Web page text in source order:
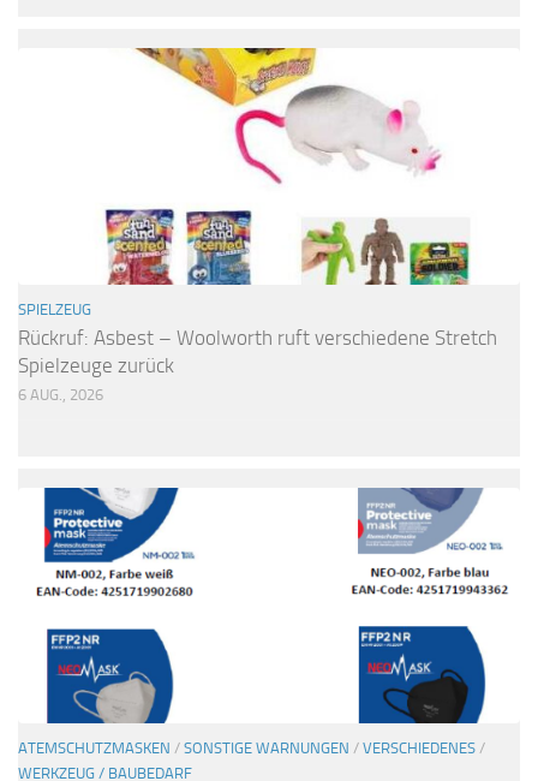
SPIELZEUG
Rückruf: Asbest – Woolworth ruft verschiedene Stretch
Spielzeuge zurück
6 AUG., 2026
ATEMSCHUTZMASKEN / SONSTIGE WARNUNGEN / VERSCHIEDENES /
WERKZEUG / BAUBEDARF